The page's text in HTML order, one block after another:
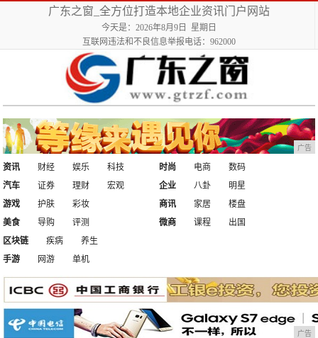
广东之窗_全方位打造本地企业资讯门户网站
今天是：2026年8月9日 星期日
互联网违法和不良信息举报电话：962000
广告
资讯 财经 娱乐
科技
汽车
证券 理财 宏观
时尚 电商
数码
企业
八卦
明星
游戏
护肤
彩妆
美食
导购 评测
商讯 家居
楼盘
微商
课程
出国
区块链
疾病
养生
手游
网游 单机
广告